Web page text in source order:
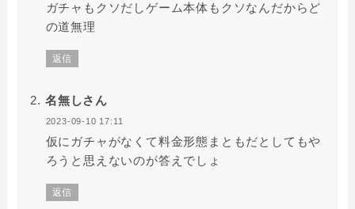
ガチャもクソだしゲーム本体もクソなんだからど
の道無理
返信
名無しさん
2023-09-10 17:11
仮にガチャがなくて料金形態まともだとしてもや
ろうと思えないのが答えでしょ
返信